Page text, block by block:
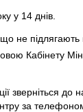
у 14 днів.
не
Кабінету
зверніться до
за